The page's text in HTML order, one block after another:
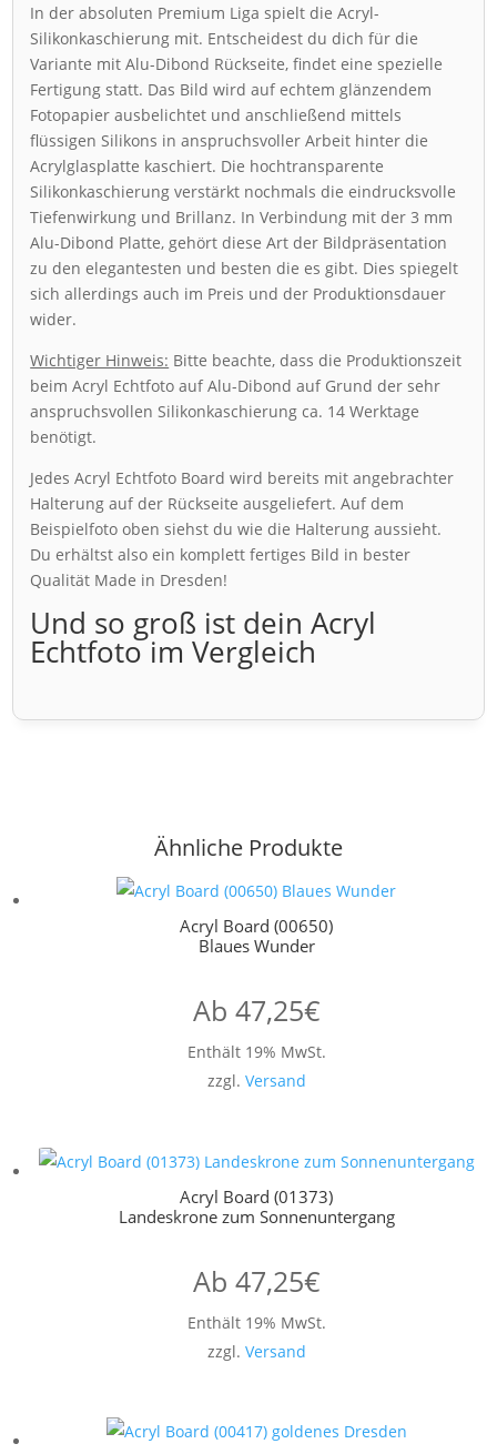
In der absoluten Premium Liga spielt die Acryl-
Silikonkaschierung mit. Entscheidest du dich für die
Variante mit Alu-Dibond Rückseite, findet eine spezielle
Fertigung statt. Das Bild wird auf echtem glänzendem
Fotopapier ausbelichtet und anschließend mittels
flüssigen Silikons in anspruchsvoller Arbeit hinter die
Acrylglasplatte kaschiert. Die hochtransparente
Silikonkaschierung verstärkt nochmals die eindrucksvolle
Tiefenwirkung und Brillanz. In Verbindung mit der 3 mm
Alu-Dibond Platte, gehört diese Art der Bildpräsentation
zu den elegantesten und besten die es gibt. Dies spiegelt
sich allerdings auch im Preis und der Produktionsdauer
wider.
Wichtiger Hinweis: Bitte beachte, dass die Produktionszeit
beim Acryl Echtfoto auf Alu-Dibond auf Grund der sehr
anspruchsvollen Silikonkaschierung ca. 14 Werktage
benötigt.
Jedes Acryl Echtfoto Board wird bereits mit angebrachter
Halterung auf der Rückseite ausgeliefert. Auf dem
Beispielfoto oben siehst du wie die Halterung aussieht.
Du erhältst also ein komplett fertiges Bild in bester
Qualität Made in Dresden!
Und so groß ist dein Acryl
Echtfoto im Vergleich
Ähnliche Produkte
Acryl Board (00650)
Blaues Wunder
Ab 47,25€
Enthält 19% MwSt.
zzgl. Versand
Acryl Board (01373)
Landeskrone zum Sonnenuntergang
Ab 47,25€
Enthält 19% MwSt.
zzgl. Versand